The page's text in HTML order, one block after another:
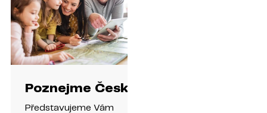
Poznejme Česko
Představujeme Vám